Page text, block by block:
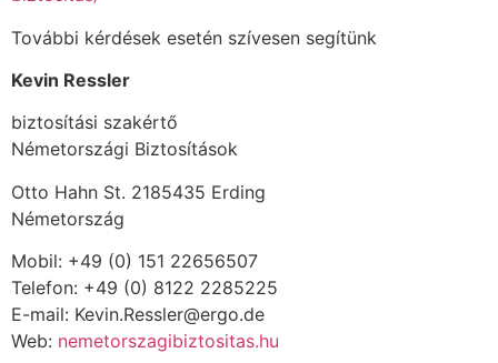
További kérdések esetén szívesen segítünk
Kevin Ressler
biztosítási szakértő
Németországi Biztosítások
Otto Hahn St. 2185435 Erding
Németország
Mobil: +49 (0) 151 22656507
Telefon: +49 (0) 8122 2285225
E-mail: Kevin.Ressler@ergo.de
Web: nemetorszagibiztositas.hu